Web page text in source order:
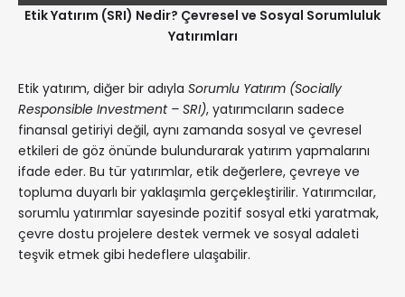
Etik Yatırım (SRI) Nedir? Çevresel ve Sosyal Sorumluluk
Yatırımları
Etik yatırım, diğer bir adıyla Sorumlu Yatırım (Socially
Responsible Investment – SRI), yatırımcıların sadece
finansal getiriyi değil, aynı zamanda sosyal ve çevresel
etkileri de göz önünde bulundurarak yatırım yapmalarını
ifade eder. Bu tür yatırımlar, etik değerlere, çevreye ve
topluma duyarlı bir yaklaşımla gerçekleştirilir. Yatırımcılar,
sorumlu yatırımlar sayesinde pozitif sosyal etki yaratmak,
çevre dostu projelere destek vermek ve sosyal adaleti
teşvik etmek gibi hedeflere ulaşabilir.